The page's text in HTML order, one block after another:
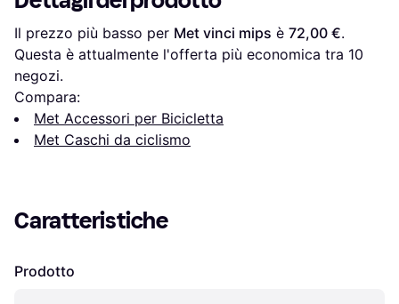
Il prezzo più basso per Met vinci mips è 72,00 €.
Questa è attualmente l'offerta più economica tra 10
negozi.
Compara:
Met Accessori per Bicicletta
Met Caschi da ciclismo
Caratteristiche
Prodotto